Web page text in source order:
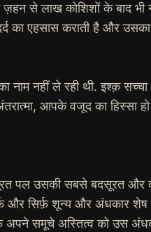
से लाख कोशिशों के बाद
का एहसास कराती है और
नहीं ले रही थी. इश्क़ सच्चा
आपके वजूद का हिस्सा
पल उसकी सबसे बदसूरत और
और सिर्फ़ शून्य और अंधकार
अपने समूचे अस्तित्व को उस